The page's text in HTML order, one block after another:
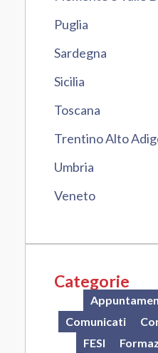
Puglia
Sardegna
Sicilia
Toscana
Trentino Alto
Umbria
Veneto
Categorie
Comunicati
FESI